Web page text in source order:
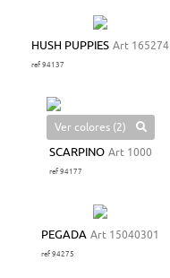
HUSH PUPPIES Art 165274
ref 94137
Ver colores (2)
SCARPINO Art 1000
ref 94177
PEGADA Art 15040301
ref 94275